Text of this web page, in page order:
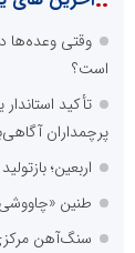
وقتی وعده‌ها
است؟
تأکید
پرچمداران
اربعین؛
طنین